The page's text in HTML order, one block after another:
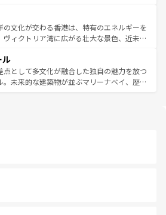
バインミー、ベトナムコーヒーなどは、ぜ
いたい。どの地域を訪れてもあたたかい人々
えてくれるので、きっと忘れられない旅にな
。
ている。北部ではチェンマイなどの山岳地
れ合い、南部ではプーケットやクラビの美し
ゾート気分を楽しむことができる。タイ料理
は一年中温暖で、どの季節にも異なる楽しみ
。親しみやすいタイの人々、仏教を中心とし
て多様な観光資源が、訪れる旅人を魅了し続
の文化が交わる香港は、特有のエネルギーを
ヴィクトリア湾に広がる壮大な景色、近未来
れても感動するはず。観光スポットが密集し
よく見どころを回れるのも魅力。息をのむよ
文化的な体験まで、香港を存分に楽しみ尽く
ル
点として多文化が融合した独自の魅力を放つ
。未来的な建築物が並ぶマリーナベイ、歴史
は地元の風情を楽しめる外せないスポット